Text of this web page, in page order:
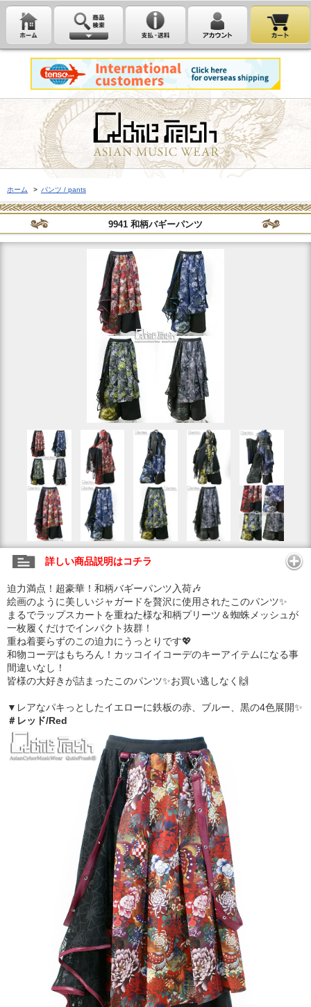
ホーム > パンツ / pants
9941 和柄バギーパンツ
詳しい商品説明はコチラ
迫力満点！超豪華！和柄バギーパンツ入荷🎶
絵画のように美しいジャガードを贅沢に使用されたこのパンツ✨
まるでラップスカートを重ねた様な和柄プリーツ＆蜘蛛メッシュが
一枚履くだけでインパクト抜群！
重ね着要らずのこの迫力にうっとりです💖
和物コーデはもちろん！カッコイイコーデのキーアイテムになる事
間違いなし！
皆様の大好きが詰まったこのパンツ✨お買い逃しなく🙌
▼レアなパキっとしたイエローに鉄板の赤、ブルー、黒の4色展開✨
＃レッド/Red